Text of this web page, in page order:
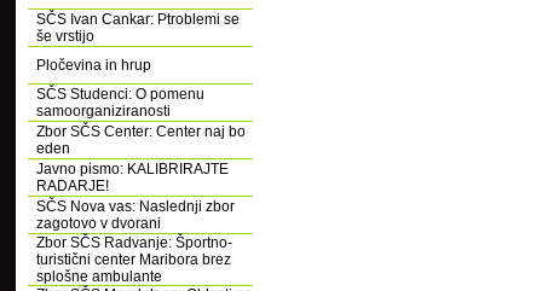
SČS Ivan Cankar: Ptroblemi se
še vrstijo
Pločevina in hrup
SČS Studenci: O pomenu
samoorganiziranosti
Zbor SČS Center: Center naj bo
eden
Javno pismo: KALIBRIRAJTE
RADARJE!
SČS Nova vas: Naslednji zbor
zagotovo v dvorani
Zbor SČS Radvanje: Športno-
turistični center Maribora brez
splošne ambulante